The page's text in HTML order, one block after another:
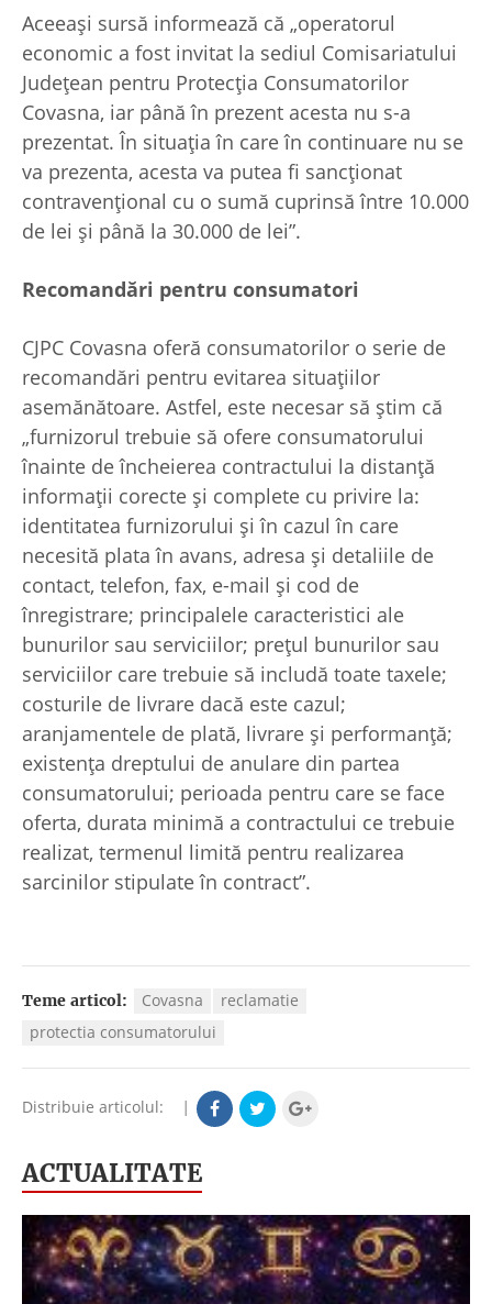
Aceeaşi sursă informează că „operatorul
economic a fost invitat la sediul Comisariatului
Judeţean pentru Protecţia Consumatorilor
Covasna, iar până în prezent acesta nu s-a
prezentat. În situaţia în care în continuare nu se
va prezenta, acesta va putea fi sancţionat
contravenţional cu o sumă cuprinsă între 10.000
de lei şi până la 30.000 de lei”.
Recomandări pentru consumatori
CJPC Covasna oferă consumatorilor o serie de
recomandări pentru evitarea situaţiilor
asemănătoare. Astfel, este necesar să ştim că
„furnizorul trebuie să ofere consumatorului
înainte de încheierea contractului la distanţă
informaţii corecte şi complete cu privire la:
identitatea furnizorului şi în cazul în care
necesită plata în avans, adresa şi detaliile de
contact, telefon, fax, e-mail şi cod de
înregistrare; principalele caracteristici ale
bunurilor sau serviciilor; preţul bunurilor sau
serviciilor care trebuie să includă toate taxele;
costurile de livrare dacă este cazul;
aranjamentele de plată, livrare şi performanţă;
existenţa dreptului de anulare din partea
consumatorului; perioada pentru care se face
oferta, durata minimă a contractului ce trebuie
realizat, termenul limită pentru realizarea
sarcinilor stipulate în contract”.
Teme articol: Covasna
reclamatie
protectia consumatorului
Distribuie articolul: |
ACTUALITATE